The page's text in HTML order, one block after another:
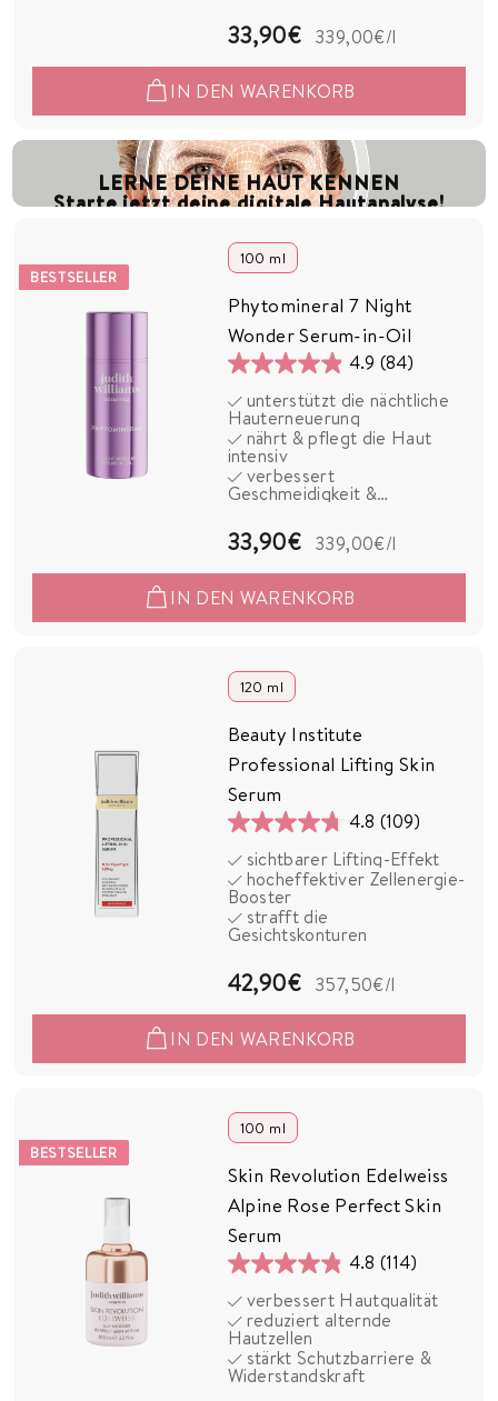
33,90€3
3
,
9
0
€
339,00€/l
IN DEN WARENKORB
LERNE DEINE HAUT KENNEN
Starte jetzt deine digitale Hautanalyse!
BESTSELLER
100 ml
Phytomineral 7 Night
Wonder Serum-in-Oil
4.9 (84)
4.9
von
5
Sternen.
84
unterstützt die nächtliche
Hauterneuerung
nährt & pflegt die Haut
intensiv
verbessert
Geschmeidigkeit &
Hautkomfort
33,90€3
3
,
339,00€/l
IN DEN WARENKORB
120 ml
Beauty Institute
Professional Lifting Skin
Serum
4.8 (109)
4.8
von
5
Sternen.
109
Bewertungen
sichtbarer Lifting-Effekt
hocheffektiver Zellenergie-
Booster
strafft die
Gesichtskonturen
42,90€4
2
,
357,50€/l
IN DEN WARENKORB
BESTSELLER
100 ml
Skin Revolution Edelweiss
Alpine Rose Perfect Skin
Serum
4.8 (114)
4.8
von
5
Sternen.
114
verbessert Hautqualität
reduziert alternde
Hautzellen
stärkt Schutzbarriere &
Widerstandskraft